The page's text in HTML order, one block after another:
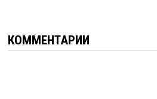
КОММЕНТАРИИ